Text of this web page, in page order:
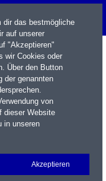
Login
dir das bestmögliche
auf unserer
"Akzeptieren"
wir Cookies oder
Über den Button
der genannten
von
dieser Website
in unseren
Akzeptieren